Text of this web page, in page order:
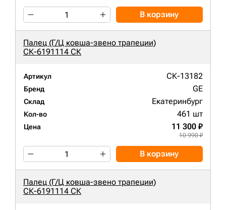
В корзину
Палец (Г/Ц ковша-звено трапеции)
СК-6191114 СК
Артикул СК-13182
Бренд GE
Склад Екатеринбург
Кол-во 461 шт
Цена 11 300 ₽
10 990 ₽
В корзину
Палец (Г/Ц ковша-звено трапеции)
СК-6191114 СК